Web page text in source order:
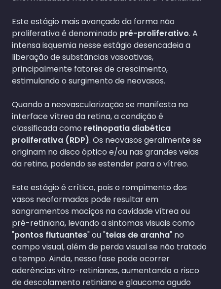
Este estágio mais avançado da forma não
proliferativa é denominado pré-proliferativo. A
intensa isquemia nesse estágio desencadeia a
liberação de substâncias vasoativas,
principalmente fatores de crescimento,
estimulando o surgimento de neovasos.
Quando a neovascularização se manifesta na
interface vítrea da retina, a condição é
classificada como retinopatia diabética
proliferativa (RDP). Os neovasos geralmente se
originam no disco óptico e/ou nas grandes veias
da retina, podendo se estender para o vítreo.
Este estágio é crítico, pois o rompimento dos
vasos neoformados pode resultar em
sangramentos maciços na cavidade vítrea ou
pré-retiniana, levando a sintomas visuais como
"pontos flutuantes" ou "teias de aranha" no
campo visual, além de perda visual se não tratado
a tempo. Ainda, nessa fase pode ocorrer
aderências vitro-retinianas, aumentando o risco
de descolamento retiniano e glaucoma agudo